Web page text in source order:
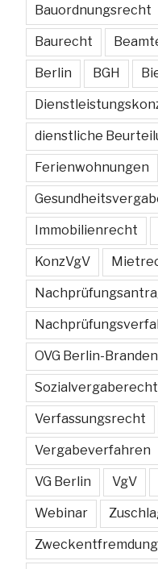
Bauordnungsrecht
Baurecht
Berlin BGH
dienstliche
Ferienwohnungen
Immobilienrecht
KonzVgV
OVG Berlin-
Sozialvergaberecht
Verfassungsrecht
Vergabeverfahren
VG Berlin VgV
Webinar